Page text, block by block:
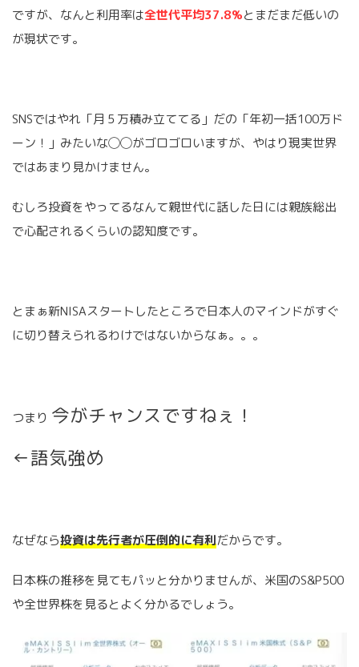
ですが、なんと利用率は全世代平均37.8%とまだまだ低いの
が現状です。
SNSではやれ「月５万積み立ててる」だの「年初一括100万ド
ーン！」みたいな◯◯がゴロゴロいますが、やはり現実世界
ではあまり見かけません。
むしろ投資をやってるなんて親世代に話した日には親族総出
で心配されるくらいの認知度です。
とまぁ新NISAスタートしたところで日本人のマインドがすぐ
に切り替えられるわけではないからなぁ。。。
つまり 今がチャンスですねぇ！
←語気強め
なぜなら投資は先行者が圧倒的に有利だからです。
日本株の推移を見てもパッと分かりませんが、米国のS&P500
や全世界株を見るとよく分かるでしょう。